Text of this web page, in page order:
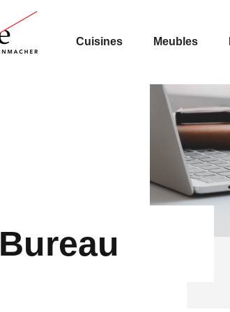
Cuisines Meubles
Bureau